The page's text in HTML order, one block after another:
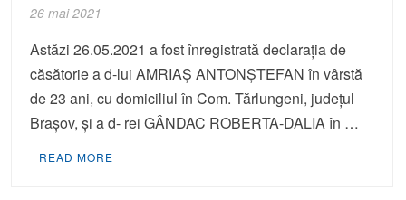
26 mai 2021
Astăzi 26.05.2021 a fost înregistrată declaraţia de
căsătorie a d-lui AMRIAŞ ANTONŞTEFAN în vârstă
de 23 ani, cu domiciliul în Com. Tărlungeni, judeţul
Braşov, şi a d- rei GÂNDAC ROBERTA-DALIA în …
READ MORE